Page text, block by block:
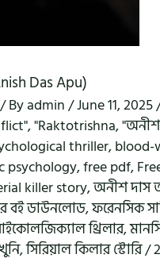
Das Apu)
/ Byadmin/June 11, 2025
,"Raktotrishna,
thriller,
psychology,free pdf,
killer story,অনীশ দাস
বই ডাউনলোড,ফরেনসিক
থ্রিলার,
,সিরিয়াল কিলার স্টোরি/